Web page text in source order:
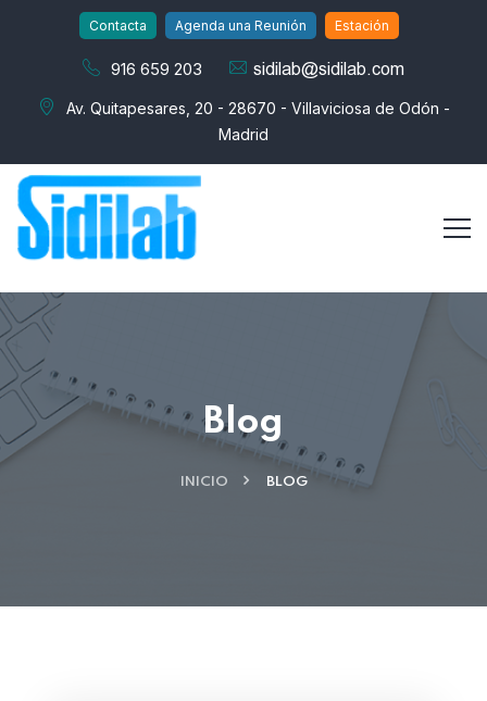
Contacta Agenda una Reunión Estación
916 659 203
Av. Quitapesares, 20 - 28670 - Villaviciosa de Odón -
Madrid
Blog
INICIO BLOG